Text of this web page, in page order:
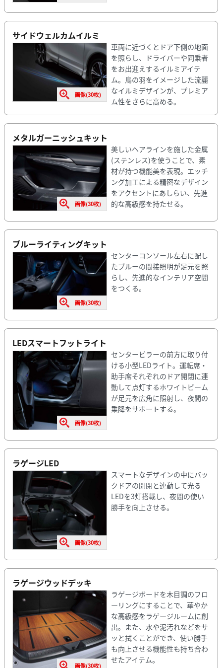
サイドウェルカムイルミ
画像(30枚)
車両に近づくとドア下側の地面
を照らし、ドライバーや同乗者
をお出迎えするイルミアイテ
ム。鳥の羽をイメージした流麗
なイルミデザインが、プレミア
ム性をさらに高める。
メタルガーニッシュキット
画像(30枚)
美しいヘアラインを施した金属
(ステンレス)を使うことで、素
材が持つ機能美を表現。エッチ
ング加工による精密なデザイン
をアクセントにあしらい、先進
的な高級感を持たせる。
ブルーライティングキット
画像(30枚)
センターコンソール左右に配し
たブルーの間接照明が足元を照
らし、先進的なインテリア空間
をつくる。
LEDスマートフットライト
画像(30枚)
センターピラーの前方に取り付
ける小型LEDライト。運転席・
助手席それぞれのドア開閉に連
動して点灯するホワイトビーム
が足元を広角に照射し、夜間の
乗降をサポートする。
ラゲージLED
画像(30枚)
スマートなデザインの中にバッ
クドアの開閉と連動して光る
LEDを3灯搭載し、夜間の使い
勝手を向上させる。
ラゲージウッドデッキ
画像(30枚)
ラゲージボードを木目調のフロ
ーリングにすることで、華やか
な高級感をラゲージルームに創
出。また、水や泥汚れなどをサ
ッと拭くことができ、使い勝手
も向上させる機能性も持ち合わ
せたアイテム。